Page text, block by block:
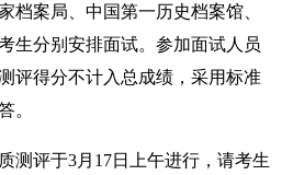
档案局、中国第一历史档案馆、
生分别安排面试。参加面试人员
评得分不计入总成绩，采用标准
。
测评于3月 17日上午进行，请考生